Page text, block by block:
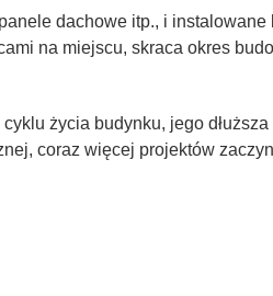
dachowe itp., i instalowane
na miejscu, skraca okres
życia budynku, jego
coraz więcej projektów